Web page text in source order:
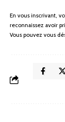
En vous inscrivant,
reconnaissez avoir
Vous pouvez vous